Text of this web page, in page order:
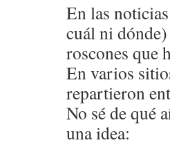
En las
cuál ni
roscones que
En varios
repartieron
No sé de qué
una idea: